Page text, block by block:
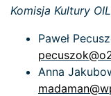
Komisja Kultury
Paweł
Anna